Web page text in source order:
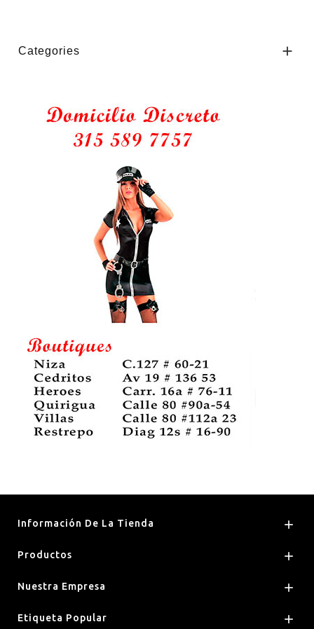
Categories 
Información De La Tienda 
Productos 
Nuestra Empresa 
Etiqueta Popular 